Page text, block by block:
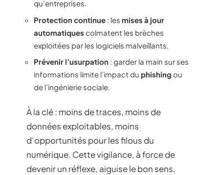
qu’entreprises.
Protection continue : les mises à jour
automatiques colmatent les brèches
exploitées par les logiciels malveillants.
Prévenir l’usurpation : garder la main sur ses
informations limite l’impact du phishing ou
de l’ingénierie sociale.
À la clé : moins de traces, moins de
données exploitables, moins
d’opportunités pour les filous du
numérique. Cette vigilance, à force de
devenir un réflexe, aiguise le bon sens,